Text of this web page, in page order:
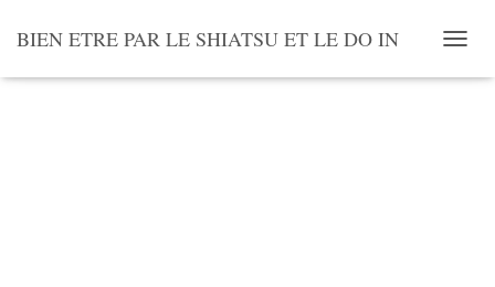
BIEN ETRE PAR LE SHIATSU ET LE DO IN
U
Accueil / Formation / Formation « Développer votre activité » : parties 4 à 6